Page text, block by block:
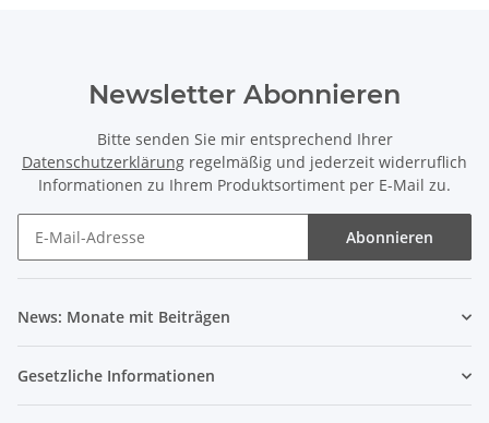
Newsletter Abonnieren
Bitte senden Sie mir entsprechend Ihrer
Datenschutzerklärung regelmäßig und jederzeit widerruflich
Informationen zu Ihrem Produktsortiment per E-Mail zu.
Abonnieren
News: Monate mit Beiträgen
Gesetzliche Informationen